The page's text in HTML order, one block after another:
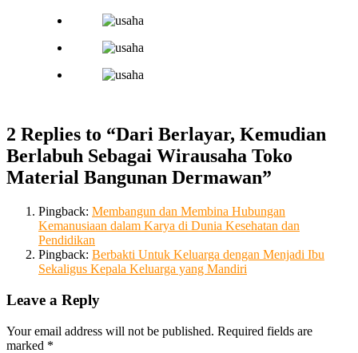
2 Replies to “Dari Berlayar, Kemudian
Berlabuh Sebagai Wirausaha Toko
Material Bangunan Dermawan”
Pingback: Membangun dan Membina Hubungan
Kemanusiaan dalam Karya di Dunia Kesehatan dan
Pendidikan
Pingback: Berbakti Untuk Keluarga dengan Menjadi Ibu
Sekaligus Kepala Keluarga yang Mandiri
Leave a Reply
Your email address will not be published. Required fields are
marked *